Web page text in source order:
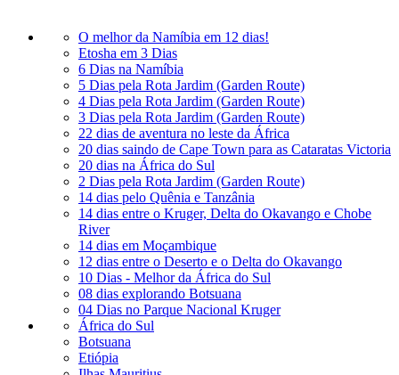
O melhor da Namíbia em 12 dias!
Etosha em 3 Dias
6 Dias na Namíbia
5 Dias pela Rota Jardim (Garden Route)
4 Dias pela Rota Jardim (Garden Route)
3 Dias pela Rota Jardim (Garden Route)
22 dias de aventura no leste da África
20 dias saindo de Cape Town para as Cataratas Victoria
20 dias na África do Sul
2 Dias pela Rota Jardim (Garden Route)
14 dias pelo Quênia e Tanzânia
14 dias entre o Kruger, Delta do Okavango e Chobe
River
14 dias em Moçambique
12 dias entre o Deserto e o Delta do Okavango
10 Dias - Melhor da África do Sul
08 dias explorando Botsuana
04 Dias no Parque Nacional Kruger
África do Sul
Botsuana
Etiópia